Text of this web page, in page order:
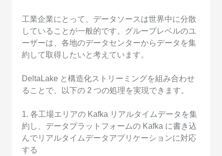
工業企業にとって、データソースは世界中に分散
していることが一般的です。グループレベルのユ
ーザーは、各地のデータセンターからデータを集
約して取得したいと考えています。
DeltaLake と構造化ストリーミングを組み合わせ
ることで、以下の 2 つの処理を実現できます。
1. 各工場エリアの Kafka リアルタイムデータを集
約し、データプラットフォームの Kafka に書き込
んでリアルタイムデータアプリケーションに対応
する